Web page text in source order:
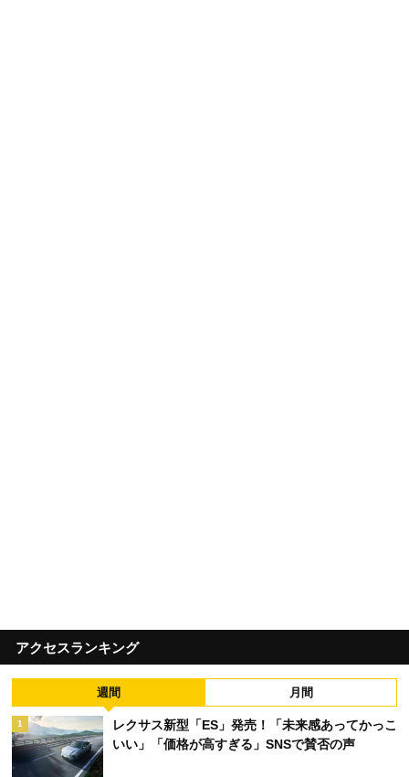
アクセスランキング
週間 月間
1
レクサス新型「ES」発売！「未来感あってかっこ
いい」「価格が高すぎる」SNSで賛否の声